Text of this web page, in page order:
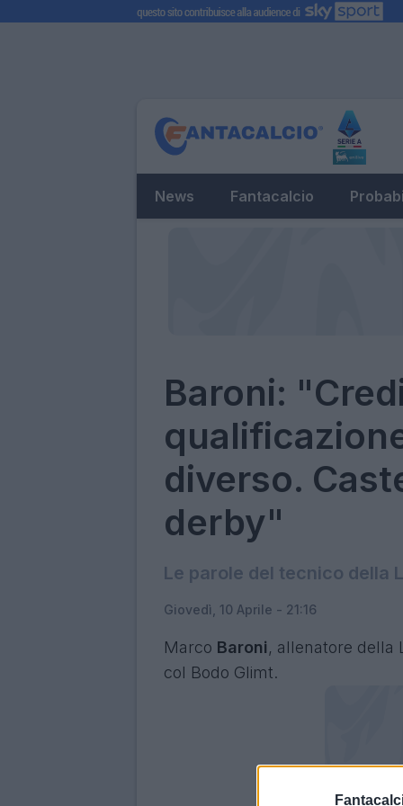
News Fantacalcio
Baroni:
diverso.
derby"
Le parole del tecnico della
Giovedì, 10 Aprile - 21:16
Marco Baroni, allenatore della
col Bodo Glimt.